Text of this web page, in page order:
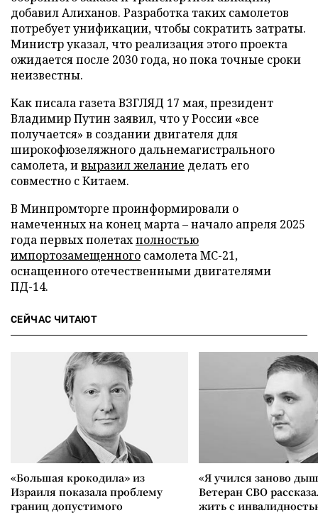
добавил Алиханов. Разработка таких самолетов
потребует унификации, чтобы сократить затраты.
Министр указал, что реализация этого проекта
ожидается после 2030 года, но пока точные сроки
неизвестны.
Как писала газета ВЗГЛЯД 17 мая, президент
Владимир Путин заявил, что у России «все
получается» в создании двигателя для
широкофюзеляжного дальнемагистрального
самолета, ивыразил желание делать его
совместно с Китаем.
В Минпромторге проинформировали о
намеченных на конец марта – начало апреля 2025
года первых полетахполностью
импортозамещенного самолета МС-21,
оснащенного отечественными двигателями
ПД-14.
СЕЙЧАС ЧИТАЮТ
«Большая крокодила» из
Израиля показала проблему
границ допустимого
«Я учился заново
Ветеран СВО
жить с